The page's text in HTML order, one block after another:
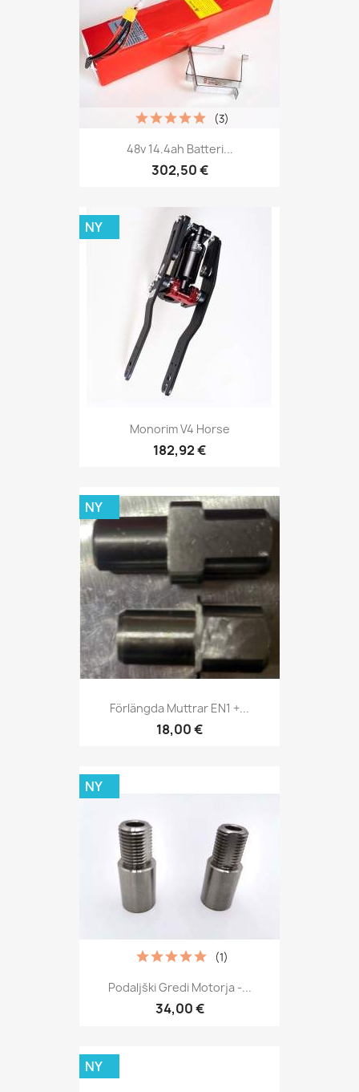
48v 14.4ah Batteri...
302,50 €
(3)
Monorim V4 Horse
182,92 €
NY
Förlängda Muttrar EN1 +...
18,00 €
NY
Podaljški Gredi Motorja -...
34,00 €
(1)
NY
NY